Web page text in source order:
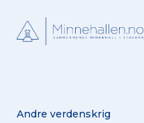
Andre verdenskrig